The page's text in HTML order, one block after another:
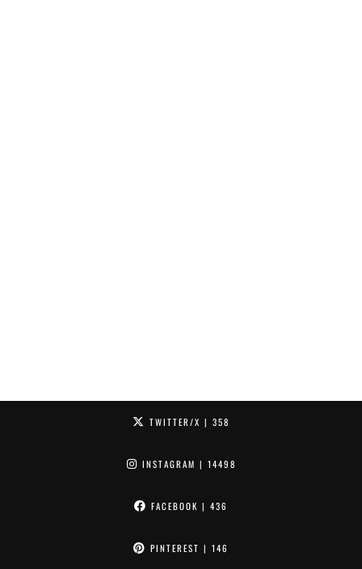
TWITTER/X | 358
INSTAGRAM | 14498
FACEBOOK | 436
PINTEREST | 146